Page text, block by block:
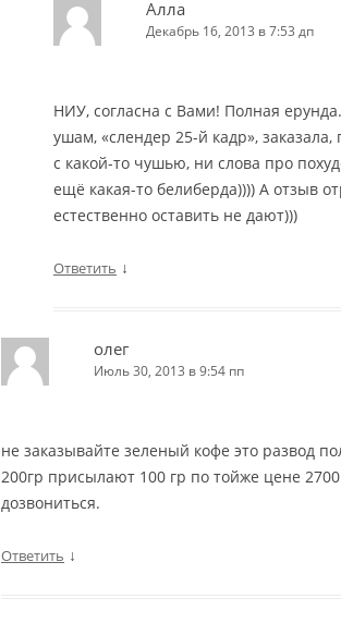
Алла
Декабрь 16, 2013 в 7:53 дп
НИУ, согласна с Вами! Полная
ушам, «слендер 25-й кадр»,
с какой-то чушью, ни слова про
ещё какая-то белиберда)))) А отзыв
естественно оставить не дают)))
Ответить ↓
олег
Июль 30, 2013 в 9:54 пп
не заказывайте зеленый кофе это развод
200гр присылают 100 гр по тойже цене
дозвониться.
Ответить ↓